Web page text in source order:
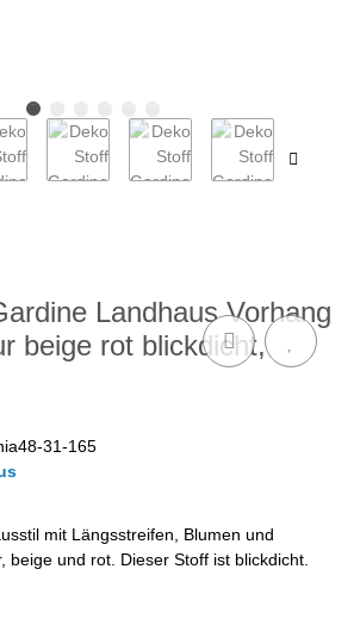
Landhaus Vorhang
beige rot blickdicht,
31-165
mit Längsstreifen, Blumen und
beige und rot. Dieser Stoff ist blickdicht.